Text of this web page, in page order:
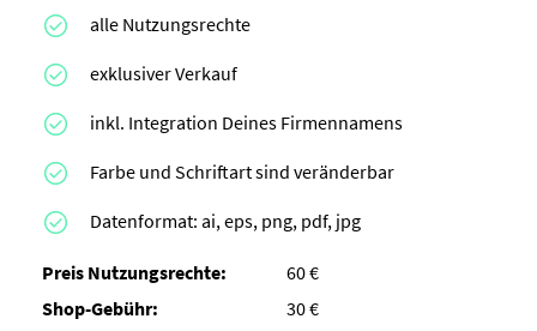
alle Nutzungsrechte
exklusiver Verkauf
inkl. Integration Deines Firmennamens
Farbe und Schriftart sind veränderbar
Datenformat: ai, eps, png, pdf, jpg
Preis Nutzungsrechte:
60 €
Shop-Gebühr:
30 €